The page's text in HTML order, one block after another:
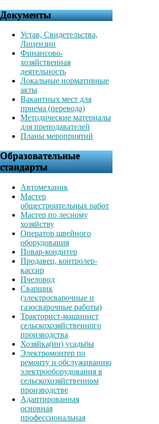
Документы
Устав, Свидетельства,
Лицензии
Финансово-
хозяйственная
деятельность
Локальные нормативные
акты
Вакантных мест для
приема (перевода)
Методические материалы
для преподавателей
Планы мероприятий
Образовательные
стандарты
Автомеханик
Мастер
общестроительных работ
Мастер по лесному
хозяйству
Оператор швейного
оборудования
Повар-кондитер
Продавец, контролер-
кассир
Пчеловод
Сварщик
(электросварочные и
газосварочные работы)
Тракторист-машинист
сельскохозяйственного
производства
Хозяйка(ин) усадьбы
Электромонтер по
ремонту и обслуживанию
электрооборудования в
сельскохозяйственном
производстве
Адаптированная
основная
профессиональная